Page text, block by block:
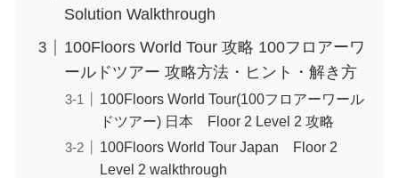
Solution Walkthrough
100Floors World Tour 攻略 100フロアーワ
ールドツアー 攻略方法・ヒント・解き方
100Floors World Tour(100フロアーワール
ドツアー) 日本 Floor 2 Level 2 攻略
100Floors World Tour Japan Floor 2
Level 2 walkthrough